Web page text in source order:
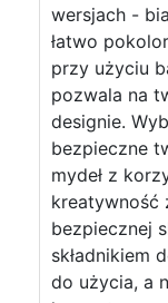
wersjach -
łatwo
przy użyciu
pozwala na
designie.
bezpieczne
mydeł z
kreatywność
bezpiecznej
składnikiem
do użycia, a